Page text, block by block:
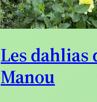
Les dahlias
Manou